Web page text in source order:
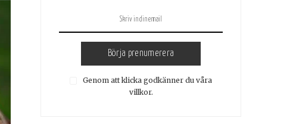
Börja prenumerera
Genom att klicka godkänner du våra
villkor.